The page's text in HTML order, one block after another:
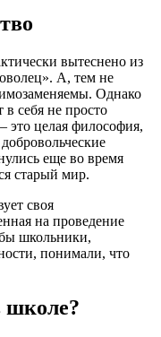
вытеснено из
А, тем не
Однако
в себя не просто
это целая философия,
еще во время
старый мир.
своя
на проведение
школьники,
понимали, что
школе?